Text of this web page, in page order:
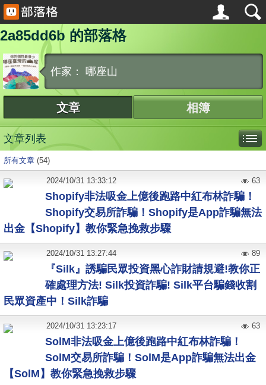
2a85dd6b 的部落格
作家： 哪座山
文章 相簿
文章列表
所有文章 (54)
Shopify非法吸金上億後跑路中紅布林詐騙！
Shopify交易所詐騙！Shopify是App詐騙無法
出金【Shopify】教你緊急挽救步驟
2024/10/31 13:33:12 63
『Silk』誘騙民眾投資黑心詐財請規避!教你正
確處理方法! Silk投資詐騙! Silk平台騙錢收割
民眾資產中！Silk詐騙
2024/10/31 13:27:44 89
SolM非法吸金上億後跑路中紅布林詐騙！
SolM交易所詐騙！SolM是App詐騙無法出金
【SolM】教你緊急挽救步驟
2024/10/31 13:23:17 63